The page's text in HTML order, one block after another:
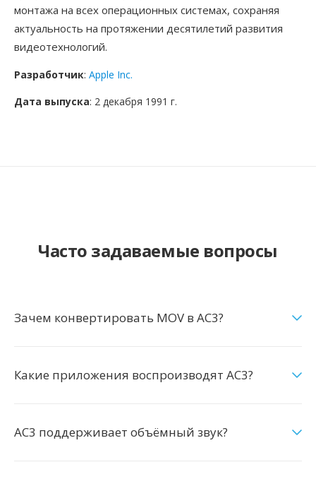
монтажа на всех операционных системах, сохраняя
актуальность на протяжении десятилетий развития
видеотехнологий.
Разработчик: Apple Inc.
Дата выпуска: 2 декабря 1991 г.
Часто задаваемые вопросы
Зачем конвертировать MOV в AC3?
Какие приложения воспроизводят AC3?
AC3 поддерживает объёмный звук?